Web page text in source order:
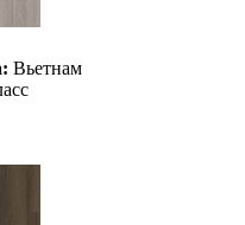
Вьетнам